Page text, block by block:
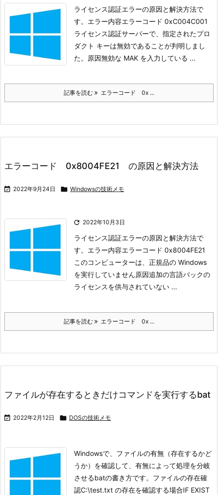
ライセンス認証エラーの原因と解決方法で
す。 エラー内容エラーコード 0xC004C001
ライセンス認証サーバーで、指定されたプロ
ダクト キーは無効であることが判明しまし
た。
原因無効な MAK を入力している ...
記事を読む エラーコード 0x ...
エラーコード 0x8004FE21 の原因と解決方法
 2022年9月24日  Windowsの技術メモ
 2022年10月3日
ライセンス認証エラーの原因と解決方法で
す。 エラー内容エラーコード 0x8004FE21
このコンピューターは、正規品の Windows
を実行していません原因追加の言語パックの
ライセンスを供与されていない ...
記事を読む エラーコード 0x ...
ファイルが存在するときだけコマンドを実行するbat
 2022年2月12日  DOSの技術メモ
Windowsで、ファイルの有無（存在するかど
うか）を確認して、有無によって処理を分岐
させるbatの書き方です。 ファイルの存在確
認C:\test.txt の存在を確認する場合IF EXIST